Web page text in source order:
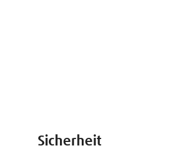
Sicherheit